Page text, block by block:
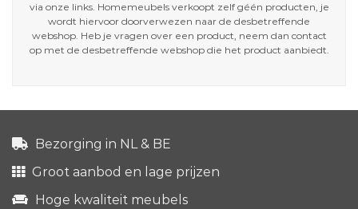
via onze links. Homemeubels verkoopt zelf géén producten, je
wordt hiervoor doorverwezen naar de desbetreffende
webshop. Heb je vragen over een product, neem dan contact
op met de desbetreffende webshop die het product aanbiedt.
Bezorging in NL & BE
Groot aanbod en lage prijzen
Hoge kwaliteit meubels